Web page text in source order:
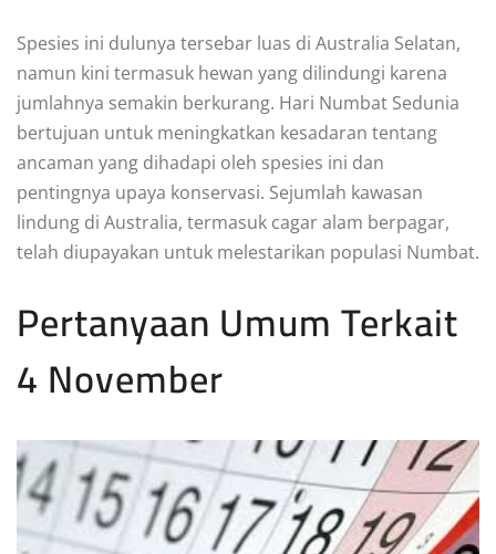
Spesies ini dulunya tersebar luas di Australia Selatan,
namun kini termasuk hewan yang dilindungi karena
jumlahnya semakin berkurang. Hari Numbat Sedunia
bertujuan untuk meningkatkan kesadaran tentang
ancaman yang dihadapi oleh spesies ini dan
pentingnya upaya konservasi. Sejumlah kawasan
lindung di Australia, termasuk cagar alam berpagar,
telah diupayakan untuk melestarikan populasi Numbat.
Pertanyaan Umum Terkait
4 November